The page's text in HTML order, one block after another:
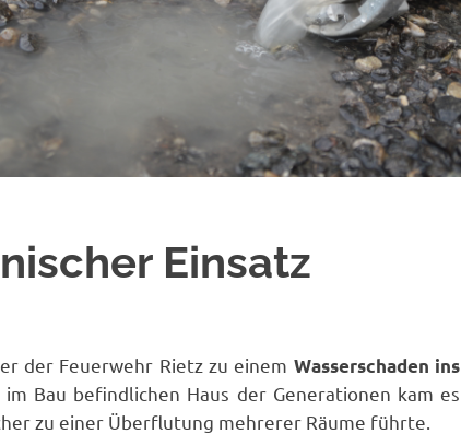
Einsatz
der Feuerwehr Rietz zu einem Wasserschaden ins
Bau befindlichen Haus der Generationen kam es
zu einer Überflutung mehrerer Räume führte.